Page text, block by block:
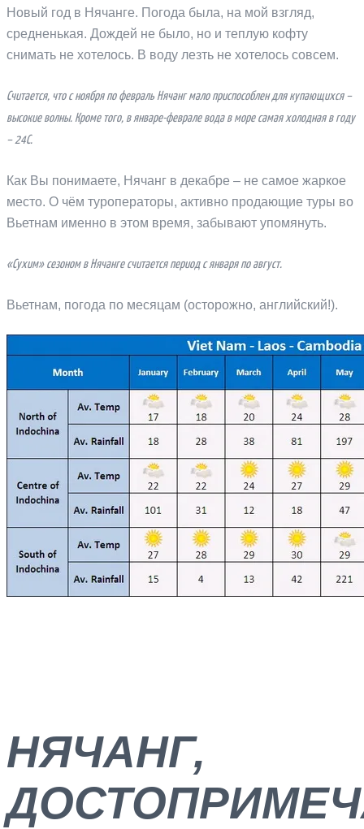
Новый год в Нячанге. Погода была, на мой взгляд,
средненькая. Дождей не было, но и теплую кофту
снимать не хотелось. В воду лезть не хотелось совсем.
Считается, что с ноября по февраль Нячанг мало приспособлен для купающихся –
высокие волны. Кроме того, в январе-феврале вода в море самая холодная в году
– 24С.
Как Вы понимаете, Нячанг в декабре – не самое жаркое
место. О чём туроператоры, активно продающие туры во
Вьетнам именно в этом время, забывают упомянуть.
«Сухим» сезоном в Нячанге считается период с января по август.
Вьетнам, погода по месяцам (осторожно, английский!).
НЯЧАНГ,